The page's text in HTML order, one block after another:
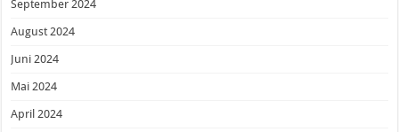
September 2024
August 2024
Juni 2024
Mai 2024
April 2024